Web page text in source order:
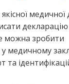
можна зробити
медичному
та